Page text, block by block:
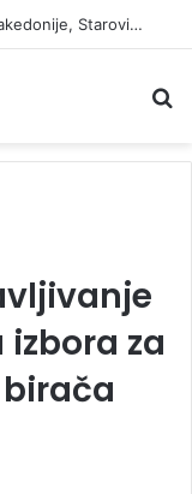
Povodom Dana državnosti Severne Makedonije, Starović i Toškovski u manastiru Prohor Pčinjski
za